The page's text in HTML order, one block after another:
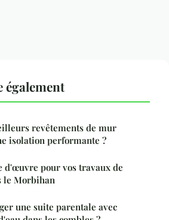
revêtements de mur
isolation performante ?
pour vos travaux de
le Morbihan
une suite parentale avec